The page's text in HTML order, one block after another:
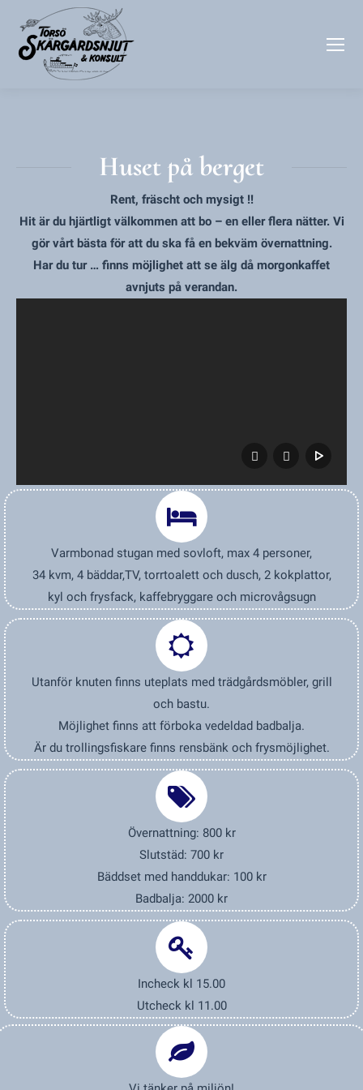
Huset på berget
Rent, fräscht och mysigt !!
Hit är du hjärtligt välkommen att bo – en eller flera nätter. Vi
gör vårt bästa för att du ska få en bekväm övernattning.
Har du tur … finns möjlighet att se älg då morgonkaffet
avnjuts på verandan.
Varmbonad stugan med sovloft, max 4 personer,
34 kvm, 4 bäddar,TV, torrtoalett och dusch, 2 kokplattor,
kyl och frysfack, kaffebryggare och microvågsugn
Utanför knuten finns uteplats med trädgårdsmöbler, grill
och bastu.
Möjlighet finns att förboka vedeldad badbalja.
Är du trollingsfiskare finns rensbänk och frysmöjlighet.
Övernattning: 800 kr
Slutstäd: 700 kr
Bäddset med handdukar: 100 kr
Badbalja: 2000 kr
Incheck kl 15.00
Utcheck kl 11.00